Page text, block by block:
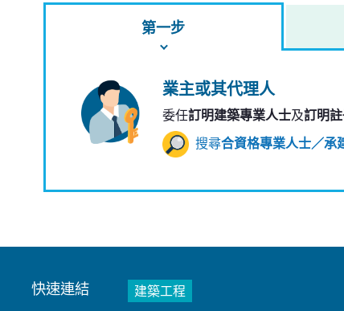
第一步
業主或其代理人
委任訂明建築專業人士及訂明
搜尋合資格專業人士／承
快速連結
建築工程